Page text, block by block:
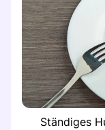
Ständiges